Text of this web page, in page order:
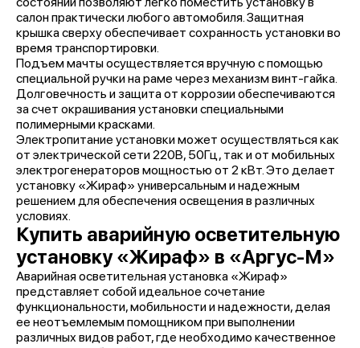
салон практически любого автомобиля. Защитная
крышка сверху обеспечивает сохранность установки во
время транспортировки.
Подъем мачты осуществляется вручную с помощью
специальной ручки на раме через механизм винт-гайка.
Долговечность и защита от коррозии обеспечиваются
за счет окрашивания установки специальными
полимерными красками.
Электропитание установки может осуществляться как
от электрической сети 220В, 50Гц, так и от мобильных
электрогенераторов мощностью от 2 кВт. Это делает
установку «Жираф» универсальным и надежным
решением для обеспечения освещения в различных
условиях.
Купить аварийную осветительную
установку «Жираф» в «Аргус-М»
Аварийная осветительная установка «Жираф»
представляет собой идеальное сочетание
функциональности, мобильности и надежности, делая
ее неотъемлемым помощником при выполнении
различных видов работ, где необходимо качественное